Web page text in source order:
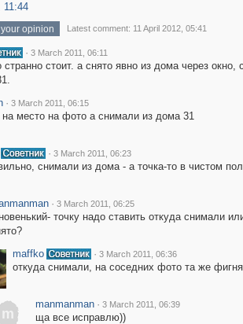
11:44
opinion Latest comment: 11 April 2012, 05:41
· 3 March 2011, 06:11
странно стоит. а снято явно из дома через окно,
· 3 March 2011, 06:15
на место на фото а снимали из дома 31
· 3 March 2011, 06:23
снимали из дома - а точка-то в чистом
· 3 March 2011, 06:25
точку надо ставить откуда снимали
maffko
· 3 March 2011, 06:36
откуда снимали, на соседних фото та же
m
manmanman · 3 March 2011, 06:39
ща все исправлю))